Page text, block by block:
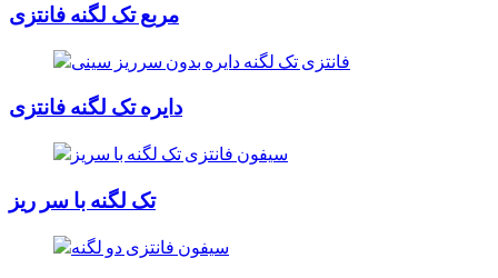
مربع تک لگنه فانتزی
دایره تک لگنه فانتزی
تک لگنه با سر ریز